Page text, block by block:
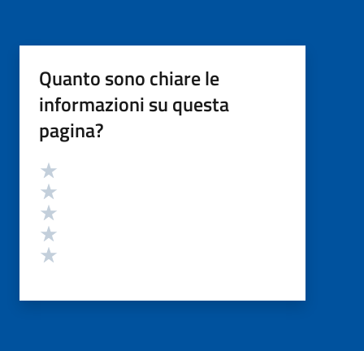
Quanto sono chiare le
informazioni su questa
pagina?
Valutazione